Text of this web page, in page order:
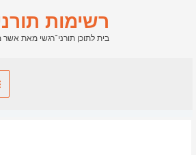
רשימות
בית לתוכן תורני־רגשי מאת אשר